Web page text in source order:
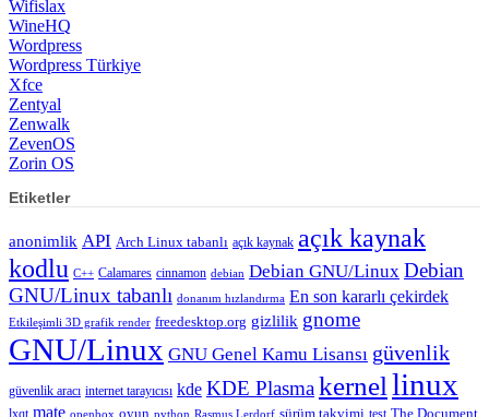
Wifislax
WineHQ
Wordpress
Wordpress Türkiye
Xfce
Zentyal
Zenwalk
ZevenOS
Zorin OS
Etiketler
anonimlik API Arch Linux tabanlı açık kaynak açık kaynak
kodlu C++ Calamares cinnamon debian Debian GNU/Linux Debian
GNU/Linux tabanlı donanım hızlandırma En son kararlı çekirdek
Etkileşimli 3D grafik render freedesktop.org gizlilik gnome
GNU/Linux GNU Genel Kamu Lisansı güvenlik
güvenlik aracı internet tarayıcısı kde KDE Plasmakernel linux
lxqt mate openbox oyun python Rasmus Lerdorf sürüm takvimi test The Document